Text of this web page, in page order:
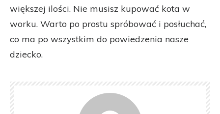
większej ilości. Nie musisz kupować kota w
worku. Warto po prostu spróbować i posłuchać,
co ma po wszystkim do powiedzenia nasze
dziecko.